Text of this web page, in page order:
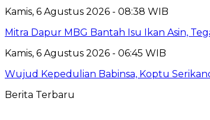
Kamis, 6 Agustus 2026 - 08:38 WIB
‎Mitra Dapur MBG Bantah Isu Ikan Asin,
Kamis, 6 Agustus 2026 - 06:45 WIB
‎Wujud Kepedulian Babinsa, Koptu
Berita Terbaru